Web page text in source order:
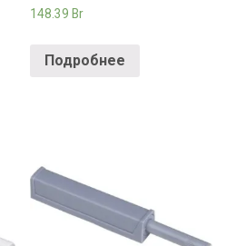
148.39Br
Подробнее